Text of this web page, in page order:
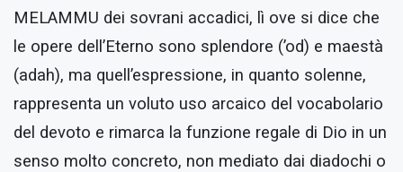
MELAMMU dei sovrani accadici, lì ove si dice che
le opere dell’Eterno sono splendore (’od) e maestà
(adah), ma quell’espressione, in quanto solenne,
rappresenta un voluto uso arcaico del vocabolario
del devoto e rimarca la funzione regale di Dio in un
senso molto concreto, non mediato dai diadochi o